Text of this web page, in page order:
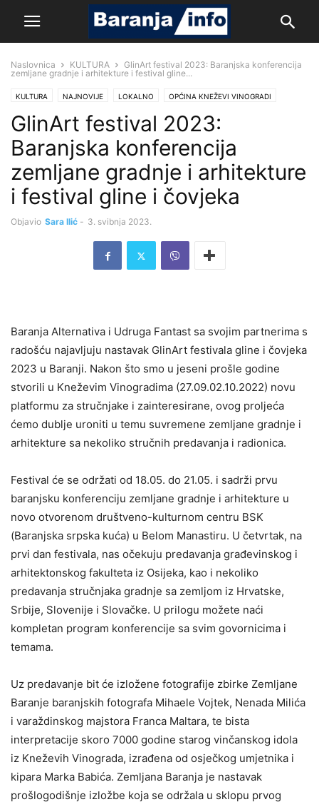
Naslovnica KULTURA
GlinArt festival 2023: Baranjska konferencija
zemljane gradnje i arhitekture i festival gline...
KULTURA NAJNOVIJE LOKALNO OPĆINA KNEŽEVI VINOGRADI
GlinArt festival 2023:
Baranjska konferencija
zemljane gradnje i arhitekture
i festival gline i čovjeka
Objavio Sara Ilić - 3. svibnja 2023.
Baranja Alternativa i Udruga Fantast sa svojim partnerima s
radošću najavljuju nastavak GlinArt festivala gline i čovjeka
2023 u Baranji. Nakon što smo u jeseni prošle godine
stvorili u Kneževim Vinogradima (27.09.02.10.2022) novu
platformu za stručnjake i zainteresirane, ovog proljeća
ćemo dublje uroniti u temu suvremene zemljane gradnje i
arhitekture sa nekoliko stručnih predavanja i radionica.
Festival će se održati od 18.05. do 21.05. i sadrži prvu
baranjsku konferenciju zemljane gradnje i arhitekture u
novo otvorenom društveno-kulturnom centru BSK
(Baranjska srpska kuća) u Belom Manastiru. U četvrtak, na
prvi dan festivala, nas očekuju predavanja građevinskog i
arhitektonskog fakulteta iz Osijeka, kao i nekoliko
predavanja stručnjaka gradnje sa zemljom iz Hrvatske,
Srbije, Slovenije i Slovačke. U prilogu možete naći
kompletan program konferencije sa svim govornicima i
temama.
Uz predavanje bit će izložene fotografije zbirke Zemljane
Baranje baranjskih fotografa Mihaele Vojtek, Nenada Milića
i varaždinskog majstora Franca Maltara, te bista
interpretacije skoro 7000 godine starog vinčanskog idola
iz Kneževih Vinograda, izrađena od osječkog umjetnika i
kipara Marka Babića. Zemljana Baranja je nastavak
prošlogodišnje izložbe koja se održala u sklopu prvog